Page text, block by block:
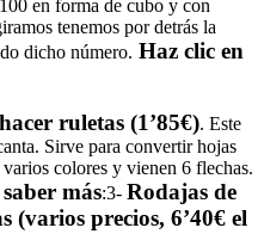
en forma de cubo y con
tenemos por detrás la
dicho número. Haz clic en
ruletas (1’85€). Este
Sirve para convertir hojas
colores y vienen 6 flechas.
más:3- Rodajas de
(varios precios, 6’40€ el